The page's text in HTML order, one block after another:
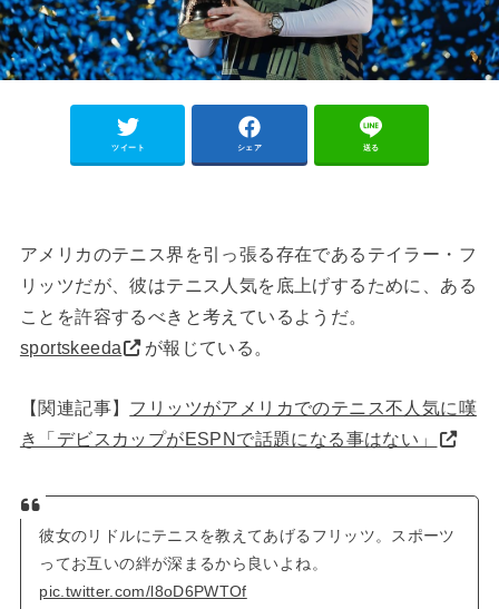
ツイート シェア 送る
アメリカのテニス界を引っ張る存在であるテイラー・フ
リッツだが、彼はテニス人気を底上げするために、ある
ことを許容するべきと考えているようだ。
sportskeeda
が報じている。
【関連記事】 フリッツがアメリカでのテニス不人気に嘆
き「デビスカップがESPNで話題になる事はない」
彼女のリドルにテニスを教えてあげるフリッツ。スポーツ
ってお互いの絆が深まるから良いよね。
pic.twitter.com/l8oD6PWTOf